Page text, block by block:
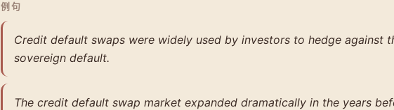
例句
Credit default swaps were widely used by investors to hedge against
sovereign default.
The credit default swap market expanded dramatically in the years